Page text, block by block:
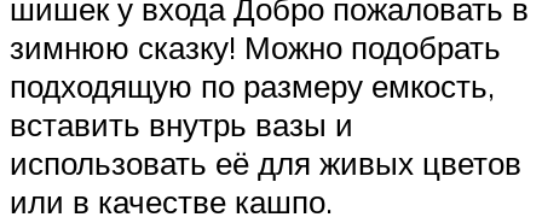
шишек у входа Добро пожаловать в
зимнюю сказку! Можно подобрать
подходящую по размеру емкость,
вставить внутрь вазы и
использовать её для живых цветов
или в качестве кашпо.